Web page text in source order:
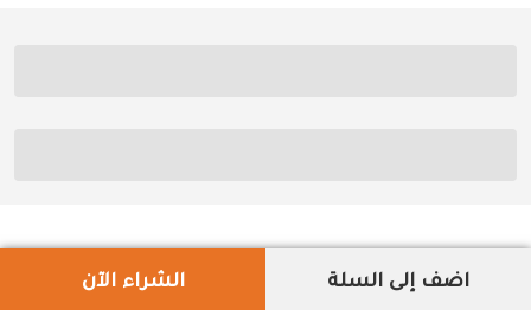
اضف إلى السلة الشراء الآن